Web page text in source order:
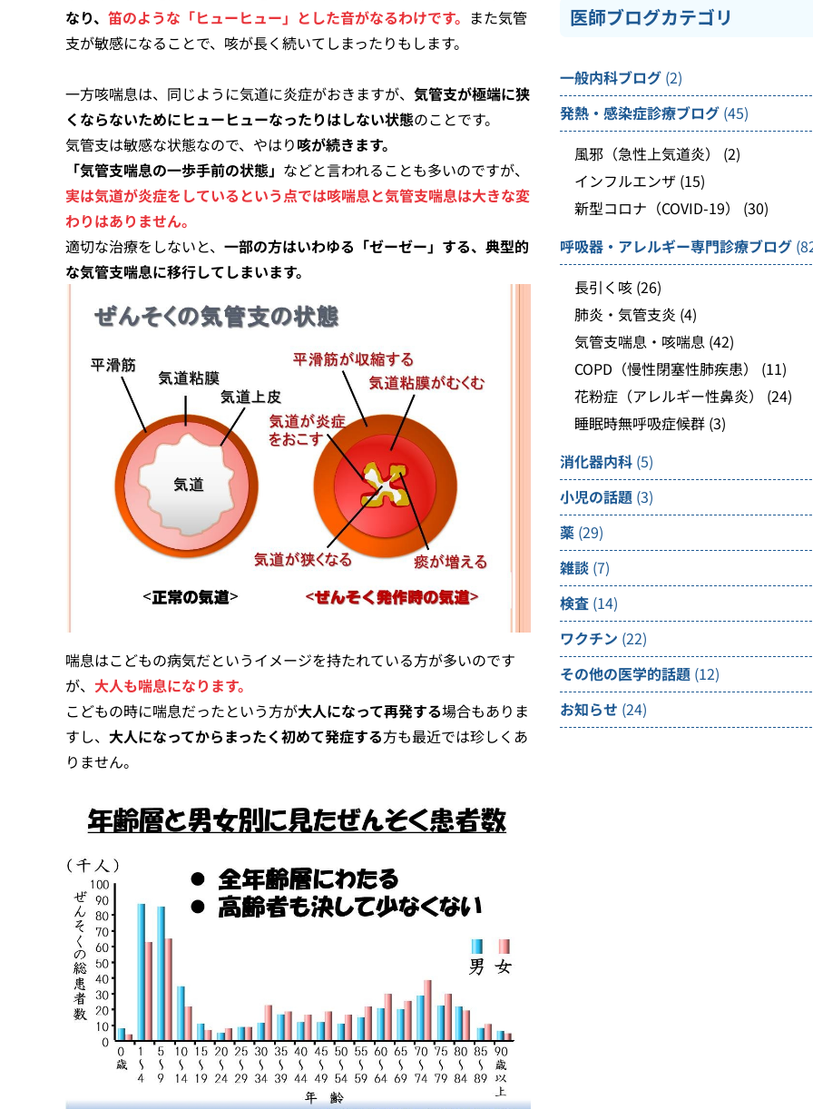
なり、 笛のような「ヒューヒュー」とした音がなるわけです。 また気管
支が敏感になることで、咳が長く続いてしまったりもします。
一方咳喘息は、同じように気道に炎症がおきますが、 気管支が極端に狭
くならないためにヒューヒューなったりはしない状態のことです。
気管支は敏感な状態なので、やはり咳が続きます。
「気管支喘息の一歩手前の状態」 などと言われることも多いのですが、
実は気道が炎症をしているという点では咳喘息と気管支喘息は大きな変
わりはありません。
適切な治療をしないと、 一部の方はいわゆる「ゼーゼー」する、典型的
な気管支喘息に移行してしまいます。
喘息はこどもの病気だというイメージを持たれている方が多いのです
が、 大人も喘息になります。
こどもの時に喘息だったという方が大人になって再発する場合もありま
すし、 大人になってからまったく初めて発症する方も最近では珍しくあ
りません。
医師ブログカテゴリ
一般内科ブログ (2)
発熱・感染症診療ブログ (45)
風邪（急性上気道炎）
(2)
インフルエンザ (15)
新型コロナ（COVID-19）
(30)
呼吸器・アレルギー専門診療ブログ
長引く咳 (26)
肺炎・気管支炎 (4)
気管支喘息・咳喘息 (42)
COPD（慢性閉塞性肺疾患）
(11)
花粉症（アレルギー性鼻炎）
(24)
睡眠時無呼吸症候群 (3)
消化器内科 (5)
小児の話題 (3)
薬 (29)
雑談 (7)
検査 (14)
ワクチン (22)
その他の医学的話題 (12)
お知らせ (24)